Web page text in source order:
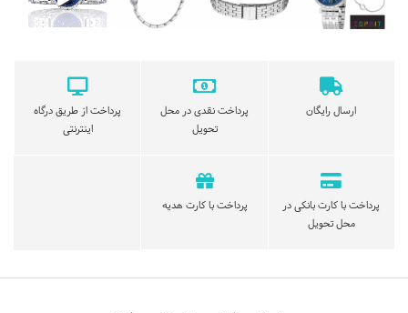
ارسال رایگان
پرداخت نقدی در محل
تحویل
پرداخت از طریق درگاه
اینترنتی
پرداخت با کارت بانکی در
محل تحویل
پرداخت با کارت هدیه